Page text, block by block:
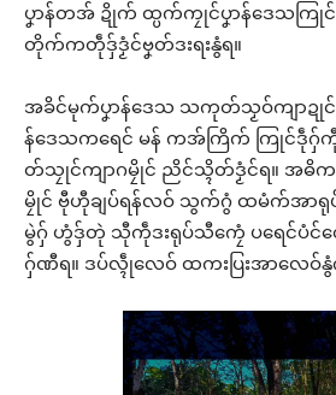
ပၞာန်တအ် ဍိုက် ထ္ပက်ကၠုင်ပၞာန်ဒေသကြု
တိုက်ကတဵုဒှ်ဒၟံင်ဗၞတ်ဒးရးနွံရ။
အခိင်မုက်ပၞာန်ဒေသ သကုတ်သၟဝ်ကျာဍု
န်ဒေသကရေင် မန် ကအ်ကြိက် ကြုင်ဒဵုဂှ်
တ်သၠုင်ကျာဂမၠိုင် ညိင်သ္ၚိတ်ဒၟံင်ရ။ အဓိက
မၠိုင် ဗီုဟီုချပ်ရန်လဝ် သွက်ဂွံ ထမံက်အာရု
မွဲဂှ် ဟွံဒှ်တုဲ သီုကဵုဒးရုပ်သီကၠေံ ပရေင်ပံင်တ
ဂှ်ဏီရ။ ဒပ်လ္ၚဵုလေဝ် ထကးပြးအာလေဝ်